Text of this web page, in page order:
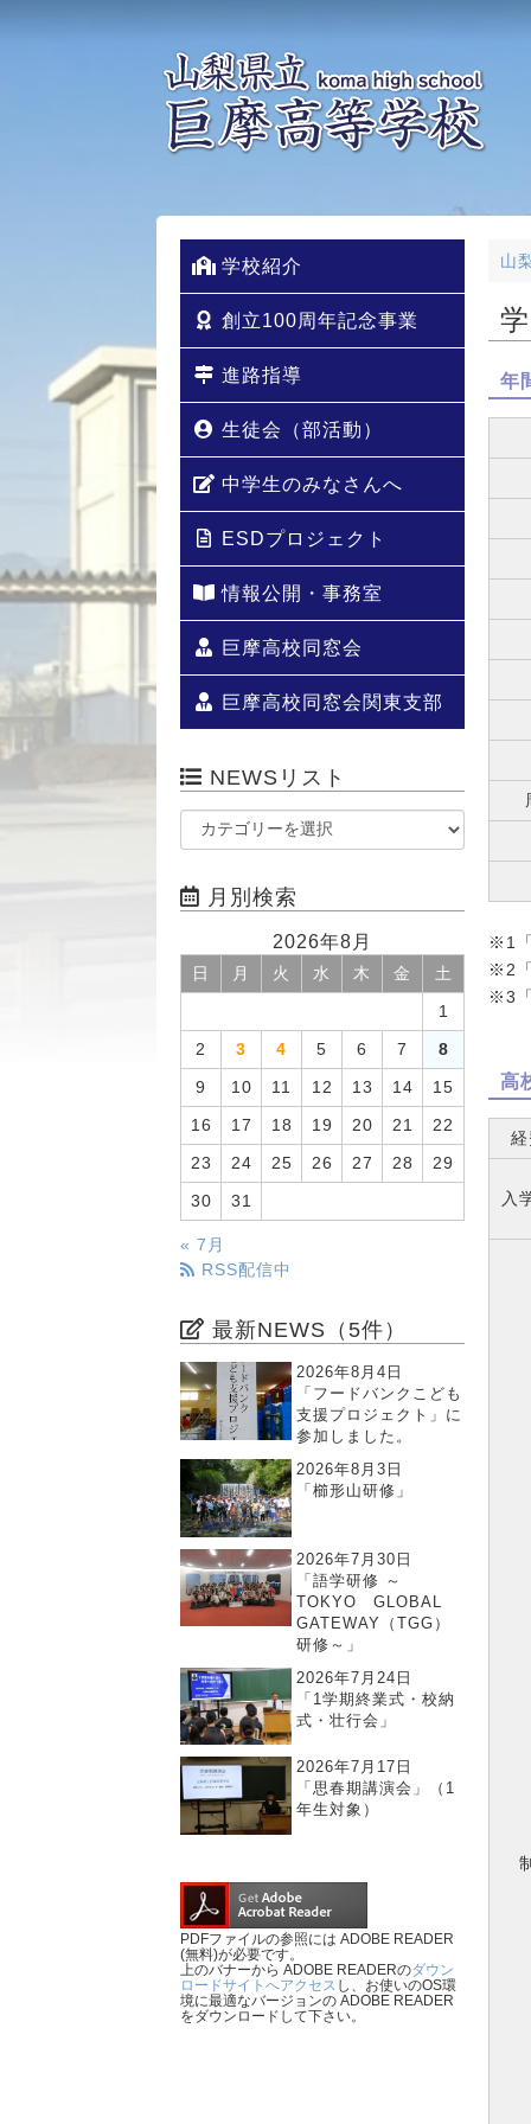
山
年
※1
※2
※3
高
入
学校紹介
創立100周年記念事業
進路指導
生徒会（部活動）
中学生のみなさんへ
ESDプロジェクト
情報公開・事務室
巨摩高校同窓会
巨摩高校同窓会関東支部
NEWSリスト
月別検索
2026年8月
日 月 火 水 木 金 土
1
2 3 4 5 6 7 8
9 10 11 12 13 14 15
16 17 18 19 20 21 22
23 24 25 26 27 28 29
30 31
« 7月
RSS配信中
最新NEWS（5件）
2026年8月4日
「フードバンクこども
支援プロジェクト」に
参加しました。
2026年8月3日
「櫛形山研修」
2026年7月30日
「語学研修 ～
TOKYO GLOBAL
GATEWAY（TGG）
研修～」
2026年7月24日
「1学期終業式・校納
式・壮行会」
2026年7月17日
「思春期講演会」（1
年生対象）
PDFファイルの参照には ADOBE READER
(無料)が必要です。
上のバナーから ADOBE READERのダウン
ロードサイトへアクセス し、お使いのOS環
境に最適なバージョンの ADOBE READER
をダウンロードして下さい。